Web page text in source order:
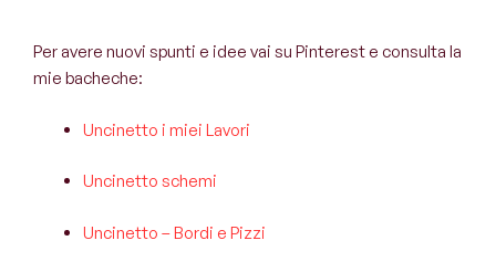
Per avere nuovi spunti e idee vai su Pinterest e consulta la
mie bacheche:
Uncinetto i miei Lavori
Uncinetto schemi
Uncinetto – Bordi e Pizzi